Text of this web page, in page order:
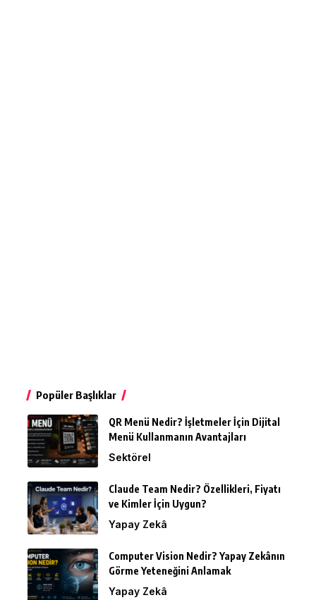
Popüler Başlıklar
QR Menü Nedir? İşletmeler İçin Dijital
Menü Kullanmanın Avantajları
Sektörel
Claude Team Nedir? Özellikleri, Fiyatı
ve Kimler İçin Uygun?
Yapay Zekâ
Computer Vision Nedir? Yapay Zekânın
Görme Yeteneğini Anlamak
Yapay Zekâ